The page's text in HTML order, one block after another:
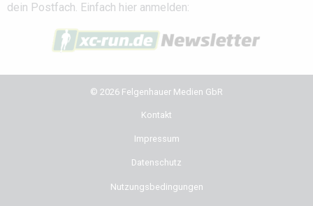
dein Postfach. Einfach hier anmelden:
© 2026 Felgenhauer Medien GbR
Kontakt
Impressum
Datenschutz
Nutzungsbedingungen